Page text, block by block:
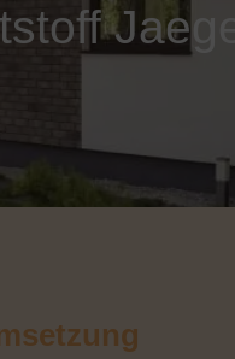
Jaeger